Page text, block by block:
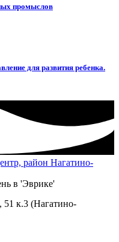
промыслов
для развития ребенка.
в 'Эврике'
51 к.3 (Нагатино-